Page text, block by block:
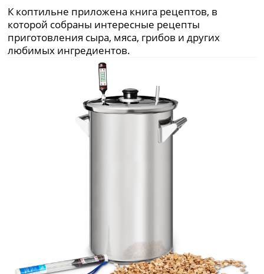
К коптильне приложена книга рецептов, в
которой собраны интересные рецепты
приготовления сыра, мяса, грибов и других
любимых ингредиентов.